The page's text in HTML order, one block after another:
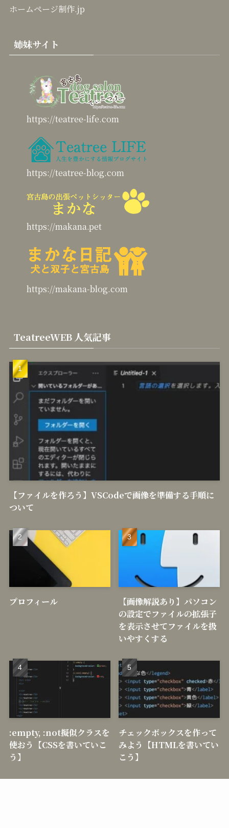
ホームページ制作.jp
姉妹サイト
https://teatree-life.com
https://teatree-blog.com
https://makana.pet
https://makana-blog.com
TeatreeWEB 人気記事
【ファイルを作ろう】VSCodeで画像を準備する手順に
ついて
プロフィール
【画像解説あり】パソコン
の設定でファイルの拡張子
を表示させてファイルを扱
いやすくする
:empty, :not擬似クラスを
使おう【CSSを書いていこ
う】
チェックボックスを作って
みよう【HTMLを書いてい
こう】